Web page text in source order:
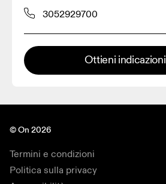
3052929700
Ottieni indicazioni
© On 2026
Termini e condizioni
Politica sulla privacy